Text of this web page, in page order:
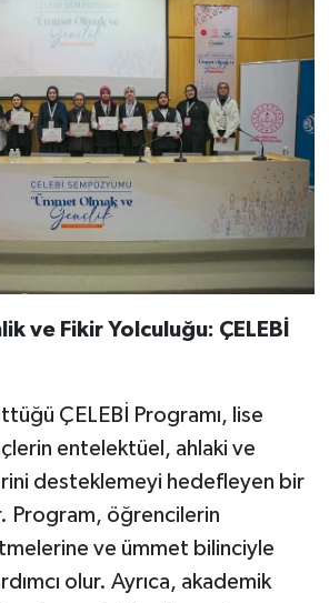
ve Fikir Yolculuğu: ÇELEBİ
ÇELEBİ Programı, lise
entelektüel, ahlaki ve
desteklemeyi hedefleyen bir
Program, öğrencilerin
ve ümmet bilinciyle
olur. Ayrıca, akademik